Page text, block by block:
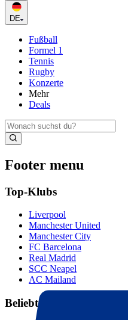
DE
Fußball
Formel 1
Tennis
Rugby
Konzerte
Mehr
Deals
Footer menu
Top-Klubs
Liverpool
Manchester United
Manchester City
FC Barcelona
Real Madrid
SCC Neapel
AC Mailand
Beliebte Events